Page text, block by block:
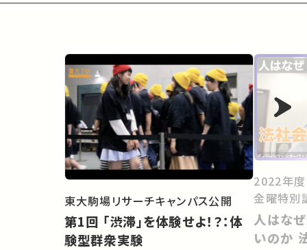
東大駒場リサーチキャンパス公開
第1回 「渋滞」を体験せよ！？：体
験型群衆実験
2022年度
金曜特別
人はな
いのか